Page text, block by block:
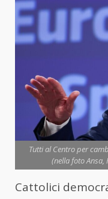
Tutti al Centro per
(nella foto Ansa,
Cattolici